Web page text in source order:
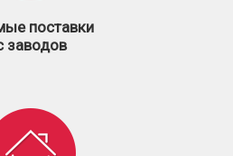
поставки
заводов